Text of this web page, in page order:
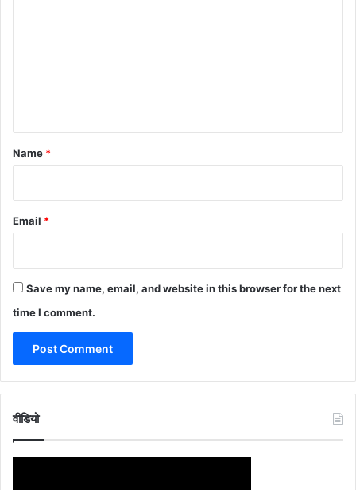
*
Name *
Email *
Save my name, email, and website in this browser for the next
time I comment.
वीडियो